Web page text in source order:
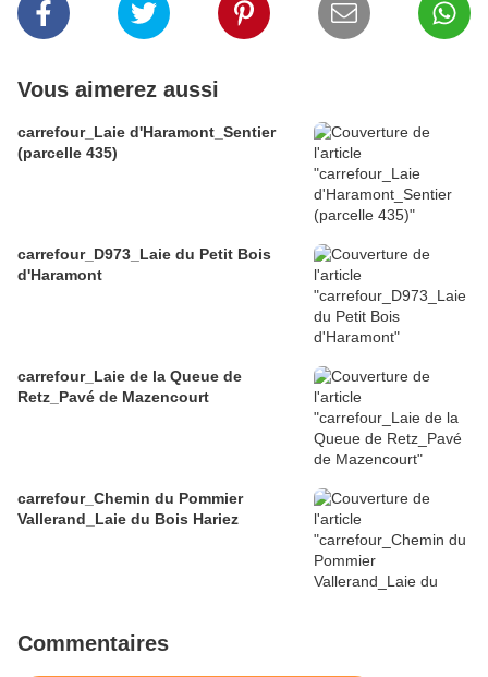
Vous aimerez aussi
carrefour_Laie d'Haramont_Sentier
(parcelle 435)
carrefour_D973_Laie du Petit Bois
d'Haramont
carrefour_Laie de la Queue de
Retz_Pavé de Mazencourt
carrefour_Chemin du Pommier
Vallerand_Laie du Bois Hariez
Commentaires